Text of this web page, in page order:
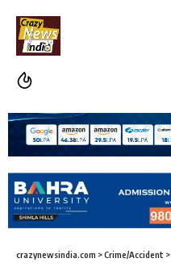
crazynewsindia.com >Crime/Accident >